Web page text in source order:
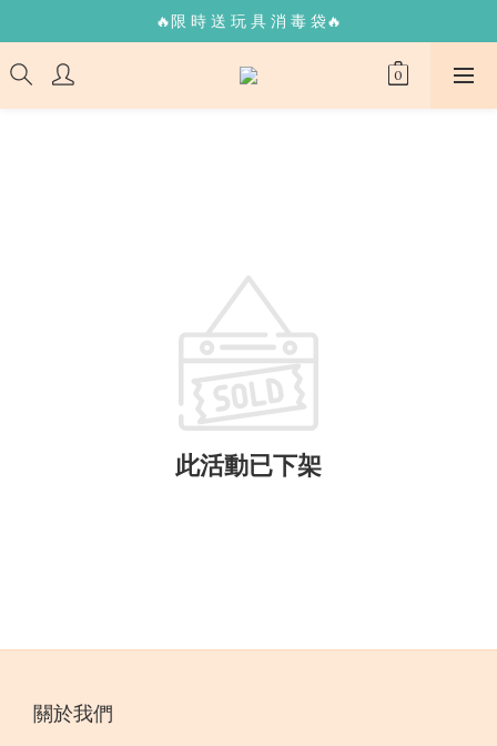
🔥限 時 送 玩 具 消 毒 袋🔥
🔥限 時 送 玩 具 消 毒 袋🔥
🌟365 天 全 年 無 休 天 天 出 貨🌟
🚚 24 hr 極 速 出 貨 🔥
此活動已下架
關於我們